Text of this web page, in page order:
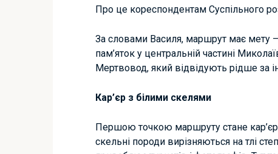
Про це кореспондентам Суспільного
За словами Василя, маршрут має мету
пам’яток у центральній частині
Мертвовод, який відвідують рідше за
Кар’єр з білими скелями
Першою точкою маршруту стане кар’єр
скельні породи вирізняються на тлі